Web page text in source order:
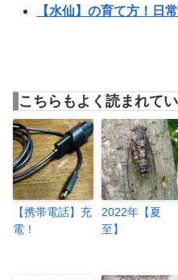
【水仙】の育て方！日
こちらもよく読まれて
【携帯電話】充
電！
2022年【夏
至】